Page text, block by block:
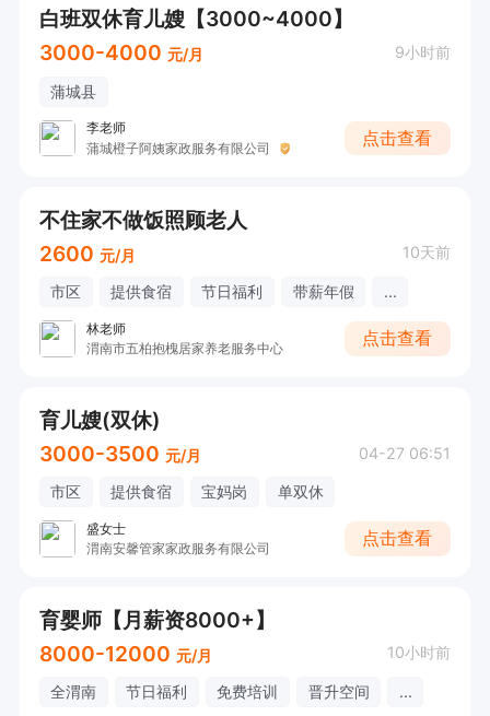
白班双休育儿嫂【3000~4000】
3000-4000 元/月 9小时前
蒲城县
李老师
蒲城橙子阿姨家政服务有限公司
点击查看
不住家不做饭照顾老人
2600 元/月 10天前
市区 提供食宿 节日福利 带薪年假 ...
林老师
渭南市五柏抱槐居家养老服务中心
点击查看
育儿嫂(双休)
3000-3500 元/月 04-27 06:51
市区 提供食宿 宝妈岗 单双休
盛女士
渭南安馨管家家政服务有限公司
点击查看
育婴师【月薪资8000+】
8000-12000 元/月 10小时前
全渭南 节日福利 免费培训 晋升空间 ...